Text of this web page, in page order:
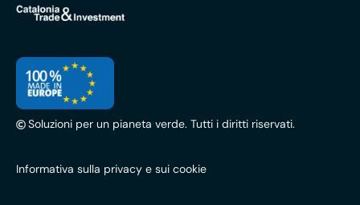
Soluzioni per un pianeta verde. Tutti i diritti riservati.
Informativa sulla privacy e sui cookie